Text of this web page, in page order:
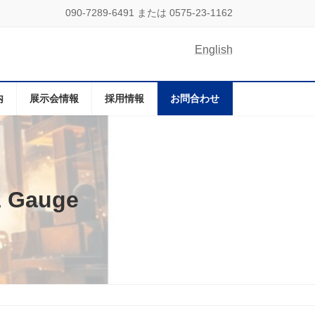
090-7289-6491 または 0575-23-1162
English
展示会情報 採用情報 お問合わせ
Gauge